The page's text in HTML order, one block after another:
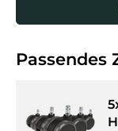
Passendes